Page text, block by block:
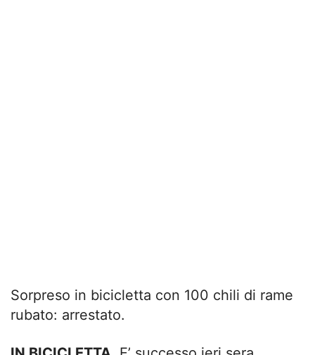
Sorpreso in bicicletta con 100 chili di rame
rubato: arrestato.